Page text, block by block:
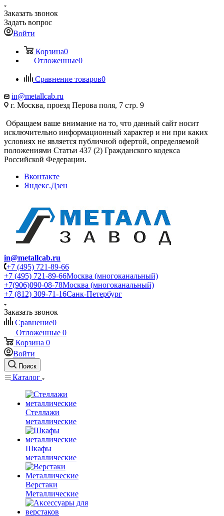
Заказать звонок
Задать вопрос
Войти
Корзина0
Отложенные0
Сравнение товаров0
in@metallcab.ru
г. Москва, проезд Перова поля, 7 стр. 9
Обращаем ваше внимание на то, что данный сайт носит
исключительно информационный характер и ни при каких
условиях не является публичной офертой, определяемой
положениями Статьи 437 (2) Гражданского кодекса
Российской Федерации.
Вконтакте
Яндекс.Дзен
in@metallcab.ru
+7 (495) 721-89-66
+7 (495) 721-89-66Москва (многоканальный)
+7(906)090-08-78Москва (многоканальный)
+7 (812) 309-71-16Санк-Петербург
Заказать звонок
Сравнение0
Отложенные 0
Корзина 0
Войти
Поиск
Каталог
Стеллажи
металлические
Шкафы
металлические
Верстаки
Металлические